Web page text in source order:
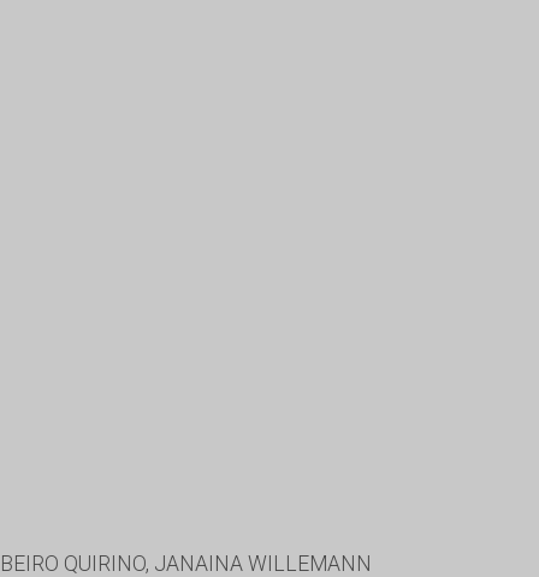
QUIRINO, JANAINA WILLEMANN